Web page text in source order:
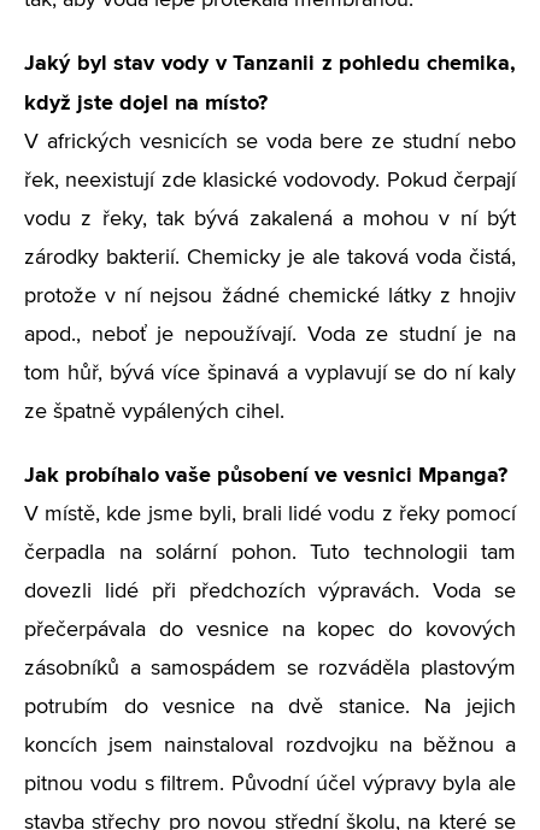
Jaký byl stav vody v Tanzanii z pohledu chemika,
když jste dojel na místo?
V afrických vesnicích se voda bere ze studní nebo
řek, neexistují zde klasické vodovody. Pokud čerpají
vodu z řeky, tak bývá zakalená a mohou v ní být
zárodky bakterií. Chemicky je ale taková voda čistá,
protože v ní nejsou žádné chemické látky z hnojiv
apod., neboť je nepoužívají. Voda ze studní je na
tom hůř, bývá více špinavá a vyplavují se do ní kaly
ze špatně vypálených cihel.
Jak probíhalo vaše působení ve vesnici Mpanga?
V místě, kde jsme byli, brali lidé vodu z řeky pomocí
čerpadla na solární pohon. Tuto technologii tam
dovezli lidé při předchozích výpravách. Voda se
přečerpávala do vesnice na kopec do kovových
zásobníků a samospádem se rozváděla plastovým
potrubím do vesnice na dvě stanice. Na jejich
koncích jsem nainstaloval rozdvojku na běžnou a
pitnou vodu s filtrem. Původní účel výpravy byla ale
stavba střechy pro novou střední školu, na které se